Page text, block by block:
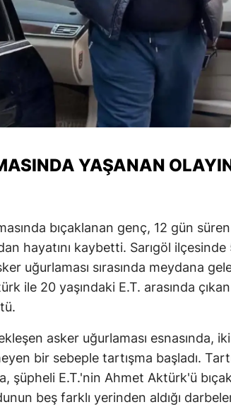
YAŞANAN
bıçaklanan genç, 12 gün
hayatını kaybetti. Sarıgöl ilçesinde
uğurlaması sırasında meydana
ile 20 yaşındaki E.T. arasında
asker uğurlaması esnasında,
bir sebeple tartışma başladı.
şüpheli E.T.'nin Ahmet Aktürk'ü
beş farklı yerinden aldığı